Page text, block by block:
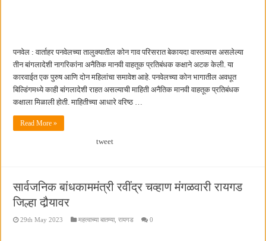
पनवेल : वार्ताहर पनवेलच्या तालुक्यातील कोन गाव परिसरात बेकायदा वास्तव्यास असलेल्या
तीन बांगलादेशी नागरिकांना अनैतिक मानवी वाहतूक प्रतिबंधक कक्षाने अटक केली. या
कारवाईत एक पुरुष आणि दोन महिलांचा समावेश आहे. पनवेलच्या कोन भागातील अवधूत
बिल्डिंगमध्ये काही बांगलादेशी राहत असल्याची माहिती अनैतिक मानवी वाहतूक प्रतिबंधक
कक्षाला मिळाली होती. माहितीच्या आधारे वरिष्ठ …
Read More »
tweet
सार्वजनिक बांधकाममंत्री रवींद्र चव्हाण मंगळवारी रायगड
जिल्हा दौर्‍यावर
29th May 2023 महत्वाच्या बातम्या,रायगड 0